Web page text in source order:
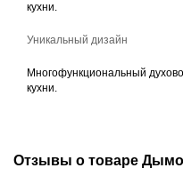
кухни.
Уникальный дизайн
Многофункциональный
кухни.
Отзывы о товаре